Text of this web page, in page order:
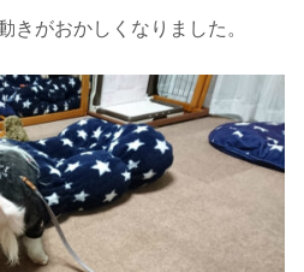
きがおかしくなりました。